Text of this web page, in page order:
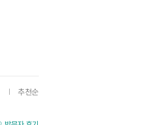
추천순